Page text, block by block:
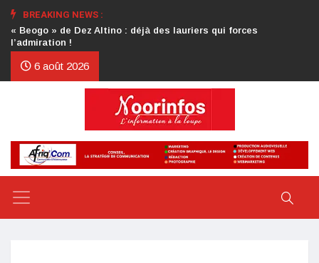
BREAKING NEWS :
Crise au CDP : l’authentification de la lettre du président
d’honneur toujours attendue
6 août 2026